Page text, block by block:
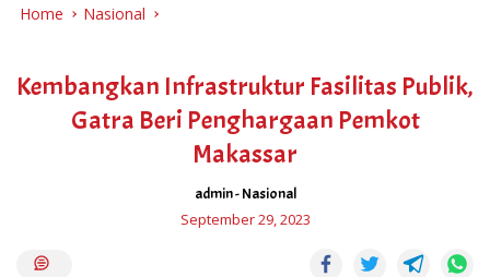
Home Nasional
Kembangkan Infrastruktur Fasilitas Publik,
Gatra Beri Penghargaan Pemkot
Makassar
admin-Nasional
September 29, 2023